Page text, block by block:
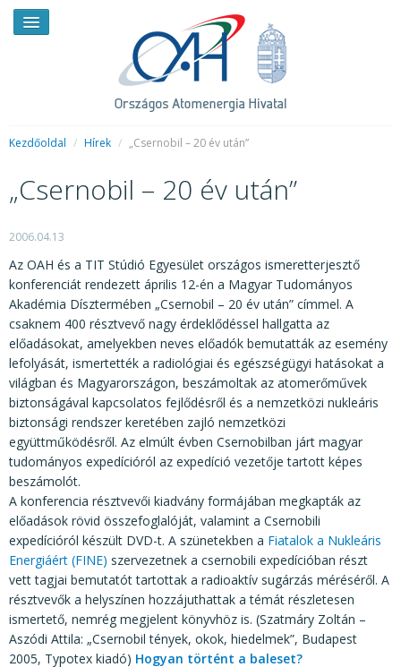
HÍREK
SAJTÓSZOBA
HIRDETMÉNYEK
BEMUTATKOZÁS
FELADATOK
KÖZÉRDEKŰ ADATOK
JOGI SZABÁLYOZÁS, ÚTMUTATÓK
KIADVÁNYOK, JELENTÉSEK
NYOMTATVÁNYOK, SZOFTVEREK
E-ÜGYINTÉZÉS
Kezdőoldal / Hírek / „Csernobil – 20 év után”
„Csernobil – 20 év után”
2006.04.13
Az OAH és a TIT Stúdió Egyesület országos ismeretterjesztő
konferenciát rendezett április 12-én a Magyar Tudományos
Akadémia Dísztermében „Csernobil – 20 év után” címmel. A
csaknem 400 résztvevő nagy érdeklődéssel hallgatta az
előadásokat, amelyekben neves előadók bemutatták az esemény
lefolyását, ismertették a radiológiai és egészségügyi hatásokat a
világban és Magyarországon, beszámoltak az atomerőművek
biztonságával kapcsolatos fejlődésről és a nemzetközi nukleáris
biztonsági rendszer keretében zajló nemzetközi
együttműködésről. Az elmúlt évben Csernobilban járt magyar
tudományos expedícióról az expedíció vezetője tartott képes
beszámolót.
A konferencia résztvevői kiadvány formájában megkapták az
előadások rövid összefoglalóját, valamint a Csernobili
expedícióról készült DVD-t. A szünetekben a Fiatalok a Nukleáris
Energiáért (FINE) szervezetnek a csernobili expedícióban részt
vett tagjai bemutatót tartottak a radioaktív sugárzás méréséről. A
résztvevők a helyszínen hozzájuthattak a témát részletesen
ismertető, nemrég megjelent könyvhöz is. (Szatmáry Zoltán –
Aszódi Attila: „Csernobil tények, okok, hiedelmek”, Budapest
2005, Typotex kiadó) Hogyan történt a baleset?